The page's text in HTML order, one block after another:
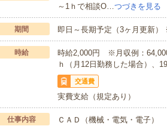
～1ｈで相談O…つづきを見る
期間 即日～長期予定（3ヶ月更新）
時給
時給2,000円 ※月収例：
ｈ（月12日勤務した場合）、
交通費
実費支給（規定あり）
仕事内容
ＣＡＤ（機械・電気・電子）